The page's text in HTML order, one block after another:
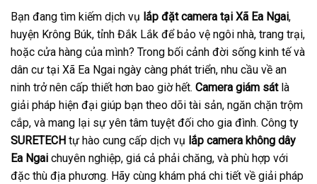
Bạn đang tìm kiếm dịch vụ lắp đặt camera tại Xã Ea Ngai,
huyện Krông Búk, tỉnh Đắk Lắk để bảo vệ ngôi nhà, trang trại,
hoặc cửa hàng của mình? Trong bối cảnh đời sống kinh tế và
dân cư tại Xã Ea Ngai ngày càng phát triển, nhu cầu về an
ninh trở nên cấp thiết hơn bao giờ hết. Camera giám sátlà
giải pháp hiện đại giúp bạn theo dõi tài sản, ngăn chặn trộm
cắp, và mang lại sự yên tâm tuyệt đối cho gia đình. Công ty
SURETECH tự hào cung cấp dịch vụ lắp camera không dây
Ea Ngai chuyên nghiệp, giá cả phải chăng, và phù hợp với
đặc thù địa phương. Hãy cùng khám phá chi tiết về giải pháp